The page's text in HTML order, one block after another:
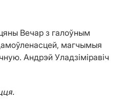
Вечар з галоўным
магчымыя
Андрэй Уладзіміравіч